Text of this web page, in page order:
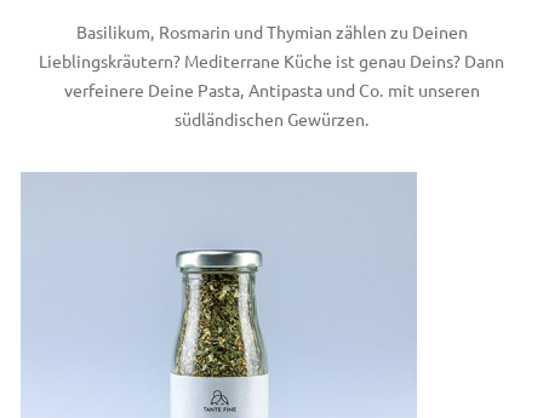
Basilikum, Rosmarin und Thymian zählen zu Deinen
Lieblingskräutern? Mediterrane Küche ist genau Deins? Dann
verfeinere Deine Pasta, Antipasta und Co. mit unseren
südländischen Gewürzen.